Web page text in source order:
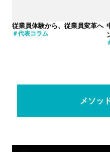
従業員体験から、従業員変革へ
代表コラム
メソッ